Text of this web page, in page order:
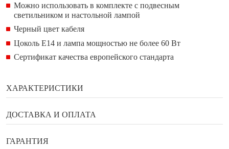
Можно использовать в комплекте с подвесным
светильником и настольной лампой
Черный цвет кабеля
Цоколь E14 и лампа мощностью не более 60 Вт
Сертификат качества европейского стандарта
ХАРАКТЕРИСТИКИ
Бренд
Глубина
ДОСТАВКА И ОПЛАТА
Способы оплаты
ГАРАНТИЯ